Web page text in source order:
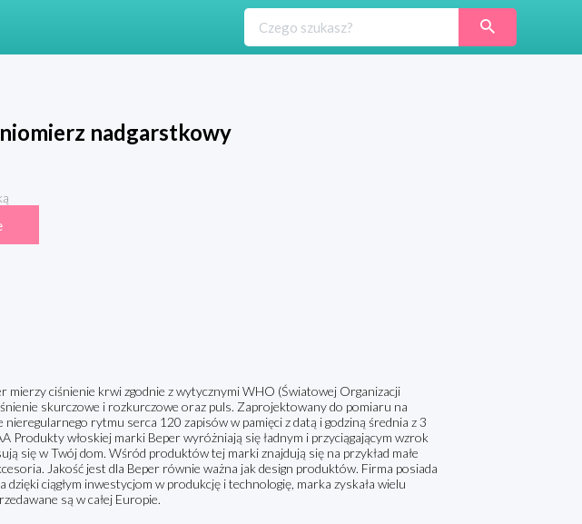
nadgarstkowy
mierzy ciśnienie krwi zgodnie z wytycznymi WHO (Światowej Organizacji
skurczowe i rozkurczowe oraz puls. Zaprojektowany do pomiaru na
rytmu serca 120 zapisów w pamięci z datą i godziną średnia z 3
Produkty włoskiej marki Beper wyróżniają się ładnym i przyciągającym wzrok
się w Twój dom. Wśród produktów tej marki znajdują się na przykład małe
Jakość jest dla Beper równie ważna jak design produktów. Firma posiada
ciągłym inwestycjom w produkcję i technologię, marka zyskała wielu
są w całej Europie.